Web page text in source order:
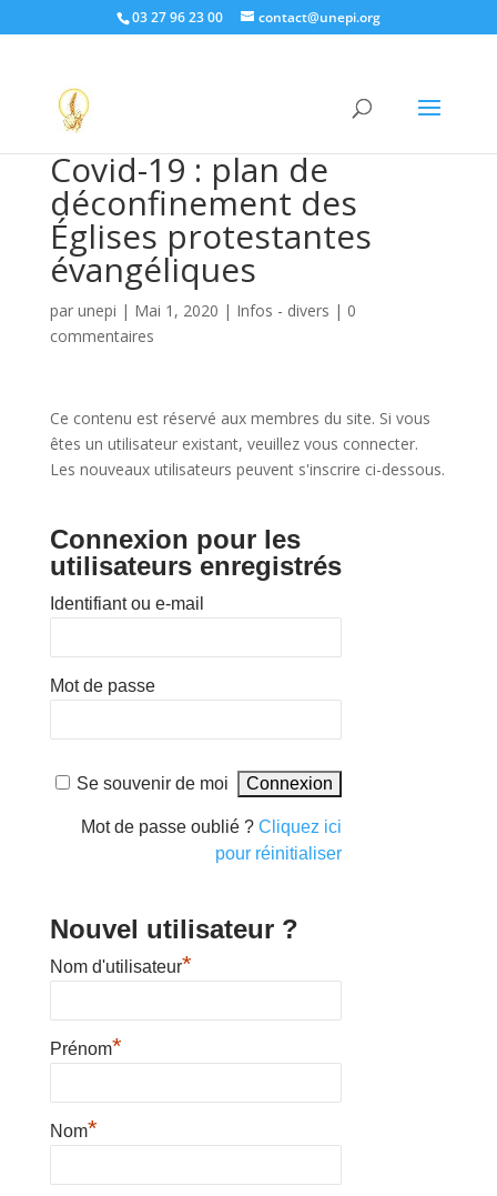
03 27 96 23 00 contact@unepi.org
Covid-19 : plan de
déconfinement des
Églises protestantes
évangéliques
par unepi | Mai 1, 2020 | Infos - divers | 0
commentaires
Ce contenu est réservé aux membres du site. Si vous
êtes un utilisateur existant, veuillez vous connecter.
Les nouveaux utilisateurs peuvent s'inscrire ci-dessous.
Connexion pour les
utilisateurs enregistrés
Identifiant ou e-mail
Mot de passe
Se souvenir de moi
Mot de passe oublié ?Cliquez ici
pour réinitialiser
Nouvel utilisateur ?
Nom d'utilisateur*
Prénom*
Nom*